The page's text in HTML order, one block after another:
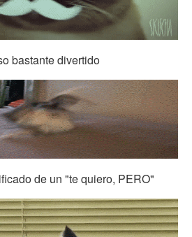
bastante divertido
de un "te quiero, PERO"